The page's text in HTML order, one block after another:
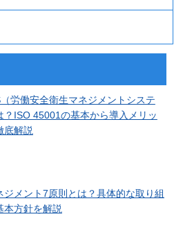
労働安全衛生マネジメントシステ
？ISO 45001の基本から導入メリッ
底解説
ジメント7原則とは？具体的な取り組
本方針を解説